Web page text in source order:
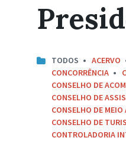
TODOS ACERVO
CONCORRÊNCIA
CONSELHO DE
CONSELHO DE
CONSELHO DE MEIO
CONSELHO DE
CONTROLADORIA